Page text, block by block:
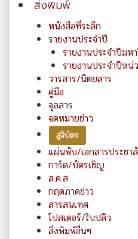
สิ่งพิมพ์
หนังสือที่ระลึก
รายงานประจำปี
รายงานประจำปีมห
รายงานประจำปีหน่
วารสาร/นิตยสาร
คู่มือ
จุลสาร
จดหมายข่าว
สูจิบัตร
แผ่นพับ/เอกสารประชา
การ์ด/บัตรเชิญ
ส.ค.ส.
กฤตภาคข่าว
สารสนเทศ
โปสเตอร์/ใบปลิว
สิ่งพิมพ์อื่นๆ